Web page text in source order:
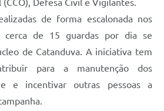
de forma escalonada nos
cerca de 15 guardas por dia se
de Catanduva. A iniciativa tem
para a manutenção dos
e incentivar outras pessoas a